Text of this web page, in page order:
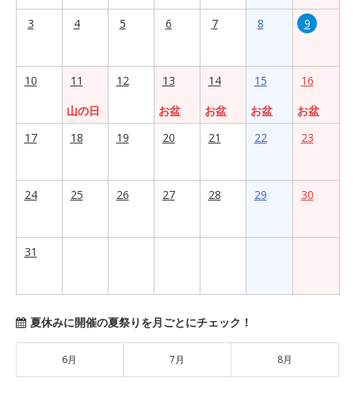
3 4 5 6 7 8 9
10
11
山の日
12
13
お盆
14
お盆
15
お盆
16
お盆
17
18 19 20 21 22 23
24 25 26 27 28 29 30
31
夏休みに開催の夏祭りを月ごとにチェック！
6月 7月 8月